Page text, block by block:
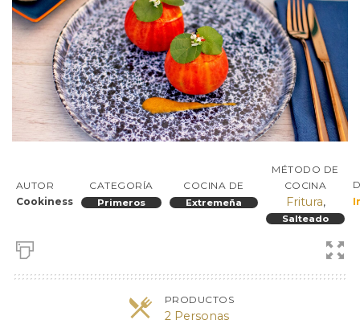
AUTOR
Cookiness
CATEGORÍA
Primeros
COCINA DE
Extremeña
MÉTODO DE
COCINA
Fritura,
Salteado
PRODUCTOS
2 Personas